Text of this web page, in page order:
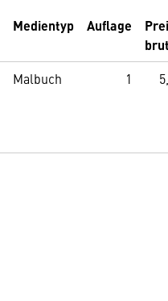
Medientyp Auflage
Malbuch 1